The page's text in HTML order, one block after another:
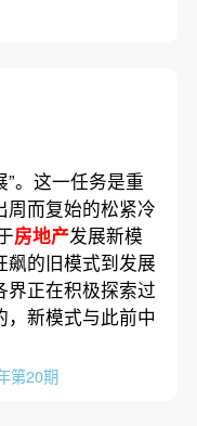
”。这一任务是重
周而复始的松紧冷
房地产发展新模
飙的旧模式到发展
界正在积极探索过
新模式与此前中
第20期